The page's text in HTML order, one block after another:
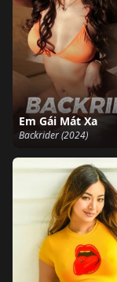
Em Gái Mát Xa
Backrider (2024)